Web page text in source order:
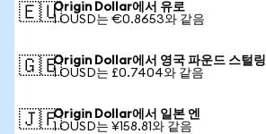
🇪🇺Origin Dollar에서 유로
1 OUSD는 €0.8653와 같음
🇬🇧Origin Dollar에서 영국 파운드 스털링
1 OUSD는 £0.7404와 같음
🇯🇵Origin Dollar에서 일본 엔
1 OUSD는 ¥158.81와 같음